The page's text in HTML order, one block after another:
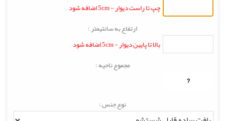
چپ تا راست دیوار - 5cm اضافه شود
ارتفاع به سانتیمتر :
بالا تا پایین دیوار - 5cm اضافه شود
مجموع ناحیه :
?
نوع جنس :